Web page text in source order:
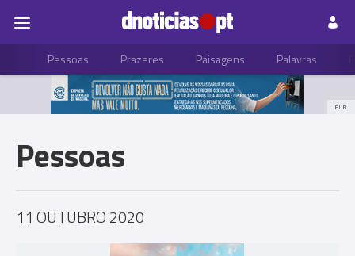
Pessoas Prazeres Paisagens Palavras
PUB
Pessoas
11 OUTUBRO 2020